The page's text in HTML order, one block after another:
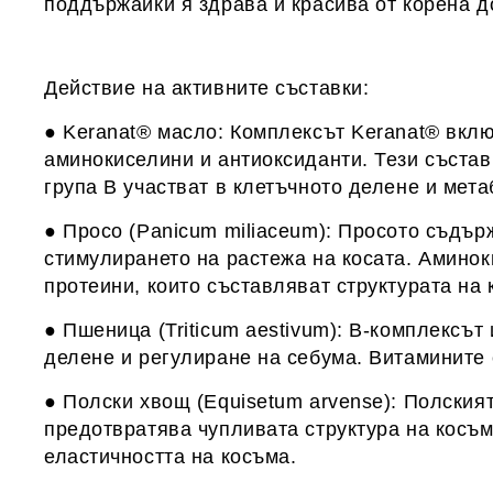
поддържайки я здрава и красива от корена
Действие на активните съставки:
● Keranat® масло: Комплексът Keranat®
аминокиселини и антиоксиданти. Тези
група B участват в клетъчното делене и
● Просо (Panicum miliaceum): Просото
стимулирането на растежа на косата.
протеини, които съставляват структурата на
● Пшеница (Triticum aestivum): B-комплексът
делене и регулиране на себума.
● Полски хвощ (Equisetum arvense):
предотвратява чупливата структура на
еластичността на косъма.